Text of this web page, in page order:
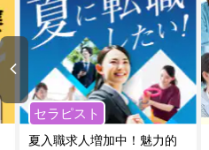
セラピスト
夏入職求人増加中！魅力的